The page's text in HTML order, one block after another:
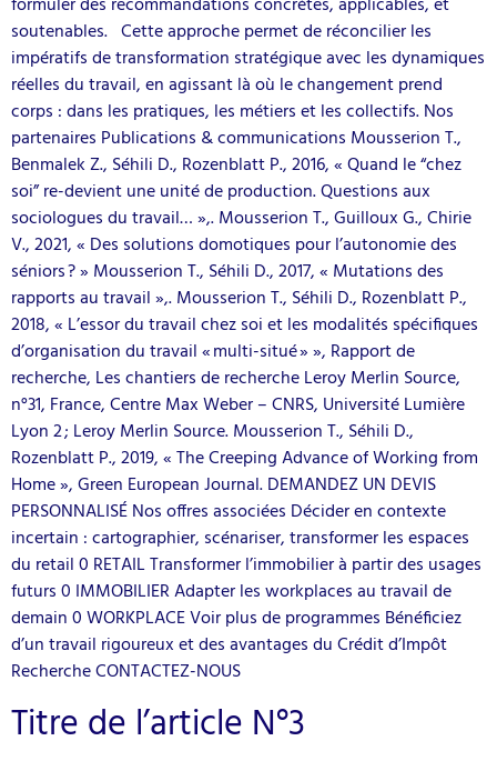
soutenables. Cette approche permet de réconcilier les
impératifs de transformation stratégique avec les dynamiques
réelles du travail, en agissant là où le changement prend
corps : dans les pratiques, les métiers et les collectifs. Nos
partenaires Publications & communications Mousserion T.,
Benmalek Z., Séhili D., Rozenblatt P., 2016, « Quand le “chez
soi” re-devient une unité de production. Questions aux
sociologues du travail… »,. Mousserion T., Guilloux G., Chirie
V., 2021, « Des solutions domotiques pour l’autonomie des
séniors ? » Mousserion T., Séhili D., 2017, « Mutations des
rapports au travail »,. Mousserion T., Séhili D., Rozenblatt P.,
2018, « L’essor du travail chez soi et les modalités spécifiques
d’organisation du travail « multi-situé » », Rapport de
recherche, Les chantiers de recherche Leroy Merlin Source,
n°31, France, Centre Max Weber – CNRS, Université Lumière
Lyon 2 ; Leroy Merlin Source. Mousserion T., Séhili D.,
Rozenblatt P., 2019, « The Creeping Advance of Working from
Home », Green European Journal. DEMANDEZ UN DEVIS
PERSONNALISÉ Nos offres associées Décider en contexte
incertain : cartographier, scénariser, transformer les espaces
du retail 0 RETAIL Transformer l’immobilier à partir des usages
futurs 0 IMMOBILIER Adapter les workplaces au travail de
demain 0 WORKPLACE Voir plus de programmes Bénéficiez
d’un travail rigoureux et des avantages du Crédit d’Impôt
Recherche CONTACTEZ-NOUS
Titre de l’article N°3